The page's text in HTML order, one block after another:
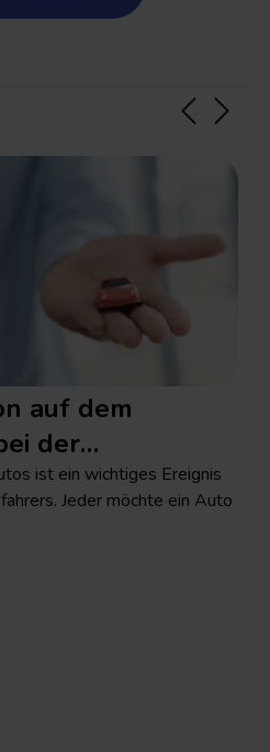
auf dem
der
ist ein wichtiges Ereignis
Jeder möchte ein Auto